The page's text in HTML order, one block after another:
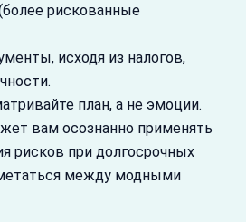
рискованные
исходя из налогов,
план, а не эмоции.
вам осознанно применять
рисков при долгосрочных
между модными